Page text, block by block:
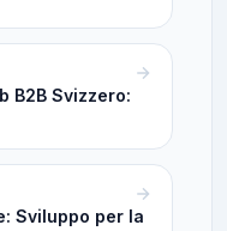
B2B Svizzero:
Sviluppo per la